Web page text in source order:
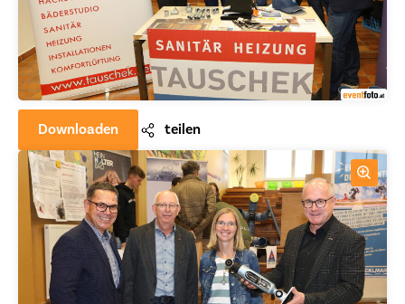
Downloaden teilen